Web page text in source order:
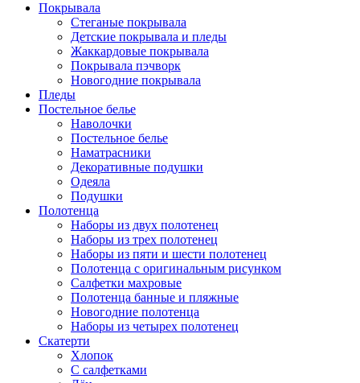
Покрывала
Стеганые покрывала
Детские покрывала и пледы
Жаккардовые покрывала
Покрывала пэчворк
Новогодние покрывала
Пледы
Постельное белье
Наволочки
Постельное белье
Наматрасники
Декоративные подушки
Одеяла
Подушки
Полотенца
Наборы из двух полотенец
Наборы из трех полотенец
Наборы из пяти и шести полотенец
Полотенца с оригинальным рисунком
Салфетки махровые
Полотенца банные и пляжные
Новогодние полотенца
Наборы из четырех полотенец
Скатерти
Хлопок
С салфетками